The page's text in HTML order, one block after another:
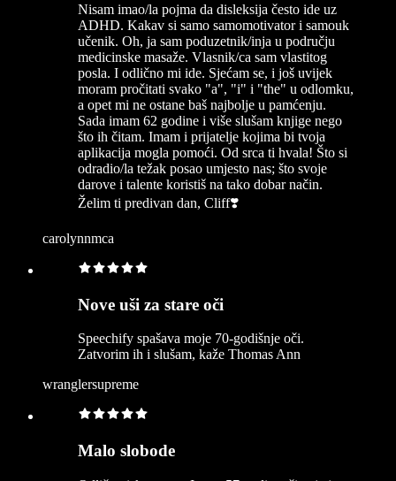
Nisam imao/la pojma da disleksija često ide uz
ADHD. Kakav si samo samomotivator i samouk
učenik. Oh, ja sam poduzetnik/inja u području
medicinske masaže. Vlasnik/ca sam vlastitog
posla. I odlično mi ide. Sjećam se, i još uvijek
moram pročitati svako "a", "i" i "the" u odlomku,
a opet mi ne ostane baš najbolje u pamćenju.
Sada imam 62 godine i više slušam knjige nego
što ih čitam. Imam i prijatelje kojima bi tvoja
aplikacija mogla pomoći. Od srca ti hvala! Što si
odradio/la težak posao umjesto nas; što svoje
darove i talente koristiš na tako dobar način.
Želim ti predivan dan, Cliff❣️
carolynnmca
Nove uši za stare oči
Speechify spašava moje 70-godišnje oči.
Zatvorim ih i slušam, kaže Thomas Ann
wranglersupreme
Malo slobode